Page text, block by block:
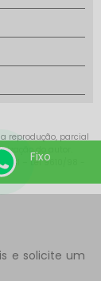
reprodução, parcial
do autor.
– Lei 9610/98 -
e solicite um
Fixo